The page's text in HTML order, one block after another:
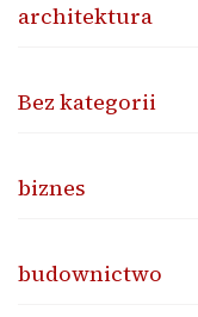
architektura
Bez kategorii
biznes
budownictwo